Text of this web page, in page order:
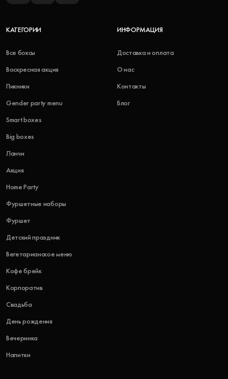
КАТЕГОРИИ
Все боксы
Воскресная акция
Пикники
Gender party menu
Smart boxes
Big boxes
Ланчи
Акция
Home Party
Фуршетные наборы
Фуршет
Детский праздник
Вегетарианское меню
Кофе брейк
Корпоратив
Свадьба
День рождения
Вечеринка
Напитки
ИНФОРМАЦИЯ
Доставка и оплата
О нас
Контакты
Блог